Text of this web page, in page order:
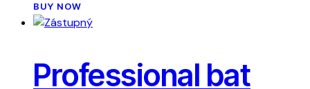
BUY NOW
Professional bat